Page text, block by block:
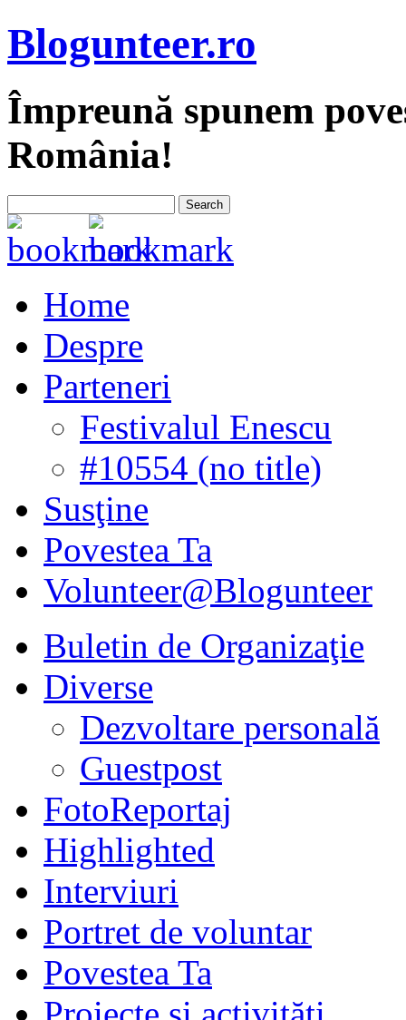
Blogunteer.ro
Împreună spunem
România!
Home
Despre
Parteneri
Festivalul Enescu
#10554 (no title)
Susţine
Povestea Ta
Volunteer@Blogunteer
Buletin de Organizaţie
Diverse
Dezvoltare personală
Guestpost
FotoReportaj
Highlighted
Interviuri
Portret de voluntar
Povestea Ta